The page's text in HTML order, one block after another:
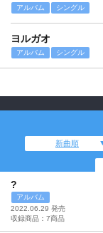
アルバム シングル
ヨルガオ
アルバム シングル
新曲順
?
アルバム
2022.06.29 発売
収録商品：7商品